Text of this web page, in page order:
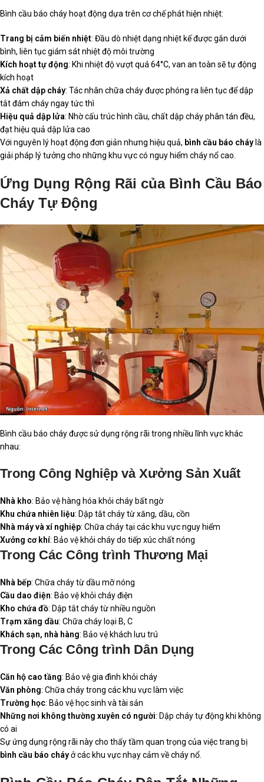
Bình cầu báo cháy hoạt động dựa trên cơ chế phát hiện nhiệt:
Trang bị cảm biến nhiệt: Đầu dò nhiệt dạng nhiệt kế được gắn dưới
bình, liên tục giám sát nhiệt độ môi trường
Kích hoạt tự động: Khi nhiệt độ vượt quá 64°C, van an toàn sẽ tự động
kích hoạt
Xả chất dập cháy: Tác nhân chữa cháy được phóng ra liên tục để dập
tắt đám cháy ngay tức thì
Hiệu quả dập lửa: Nhờ cấu trúc hình cầu, chất dập cháy phân tán đều,
đạt hiệu quả dập lửa cao
Với nguyên lý hoạt động đơn giản nhưng hiệu quả, bình cầu báo cháy là
giải pháp lý tưởng cho những khu vực có nguy hiểm cháy nổ cao.
Ứng Dụng Rộng Rãi của Bình Cầu Báo
Cháy Tự Động
Bình cầu báo cháy được sử dụng rộng rãi trong nhiều lĩnh vực khác
nhau:
Trong Công Nghiệp và Xưởng Sản Xuất
Nhà kho: Bảo vệ hàng hóa khỏi cháy bất ngờ
Khu chứa nhiên liệu: Dập tắt cháy từ xăng, dầu, cồn
Nhà máy và xí nghiệp: Chữa cháy tại các khu vực nguy hiểm
Xưởng cơ khí: Bảo vệ khỏi cháy do tiếp xúc chất nóng
Trong Các Công trình Thương Mại
Nhà bếp: Chữa cháy từ dầu mỡ nóng
Cầu dao điện: Bảo vệ khỏi cháy điện
Kho chứa đồ: Dập tắt cháy từ nhiều nguồn
Trạm xăng dầu: Chữa cháy loại B, C
Khách sạn, nhà hàng: Bảo vệ khách lưu trú
Trong Các Công trình Dân Dụng
Căn hộ cao tầng: Bảo vệ gia đình khỏi cháy
Văn phòng: Chữa cháy trong các khu vực làm việc
Trường học: Bảo vệ học sinh và tài sản
Những nơi không thường xuyên có người: Dập cháy tự động khi không
có ai
Sự ứng dụng rộng rãi này cho thấy tầm quan trọng của việc trang bị
bình cầu báo cháyở các khu vực nhạy cảm về cháy nổ.